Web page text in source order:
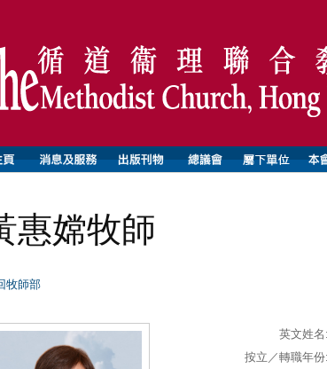
惠嫦牧師
牧師部
英文姓名:
按立／轉職年份: